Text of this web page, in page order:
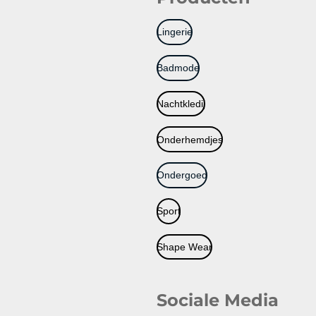
Lingerie
Badmode
Nachtkledij
Onderhemdjes
Ondergoed
Sport
Shape Wear
Sociale Media